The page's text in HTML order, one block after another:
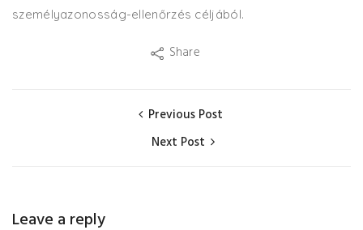
személyazonosság-ellenőrzés céljából.
Share
Previous Post
Next Post
Leave a reply